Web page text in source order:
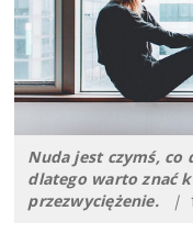
Nuda jest czymś, co
dlatego warto znać
przezwyciężenie.|